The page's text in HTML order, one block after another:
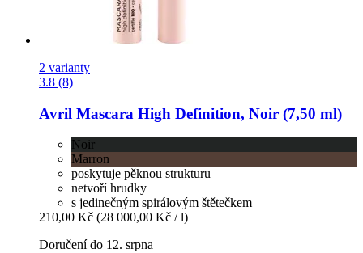
2 varianty
3.8 (8)
Avril Mascara High Definition, Noir (7,50 ml)
Noir
Marron
poskytuje pěknou strukturu
netvoří hrudky
s jedinečným spirálovým štětečkem
210,00 Kč (28 000,00 Kč / l)
Doručení do 12. srpna